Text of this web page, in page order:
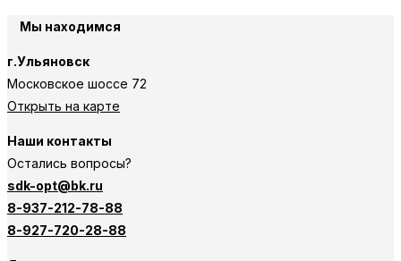
Мы находимся
г.Ульяновск
Московское шоссе 72
Открыть на карте
Наши контакты
Остались вопросы?
sdk-opt@bk.ru
8-937-212-78-88
8-927-720-28-88